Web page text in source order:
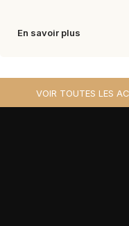
En savoir plus
VOIR TOUTES LES